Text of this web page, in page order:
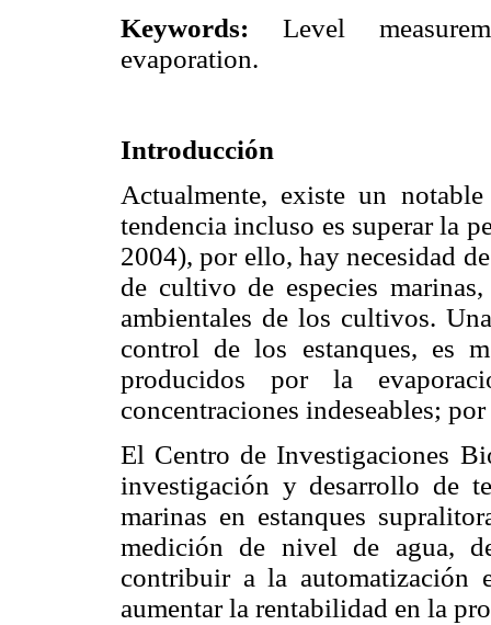
Keywords: Level
evaporation.
Introducción
Actualmente, existe un
tendencia incluso es superar la
2004), por ello, hay necesidad
de cultivo de especies
ambientales de los cultivos.
control de los estanques, es
producidos por la
concentraciones indeseables;
El Centro de Investigaciones
investigación y desarrollo de
marinas en estanques
medición de nivel de agua,
contribuir a la automatización
aumentar la rentabilidad en la